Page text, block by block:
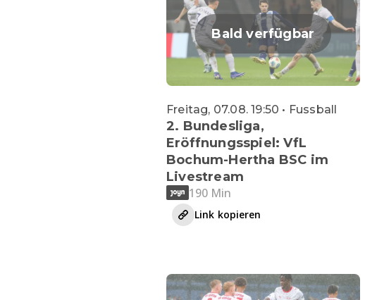
Bald verfügbar
Freitag, 07.08. 19:50 • Fussball
2. Bundesliga,
Eröffnungsspiel: VfL
Bochum-Hertha BSC im
Livestream
190 Min
Link kopieren